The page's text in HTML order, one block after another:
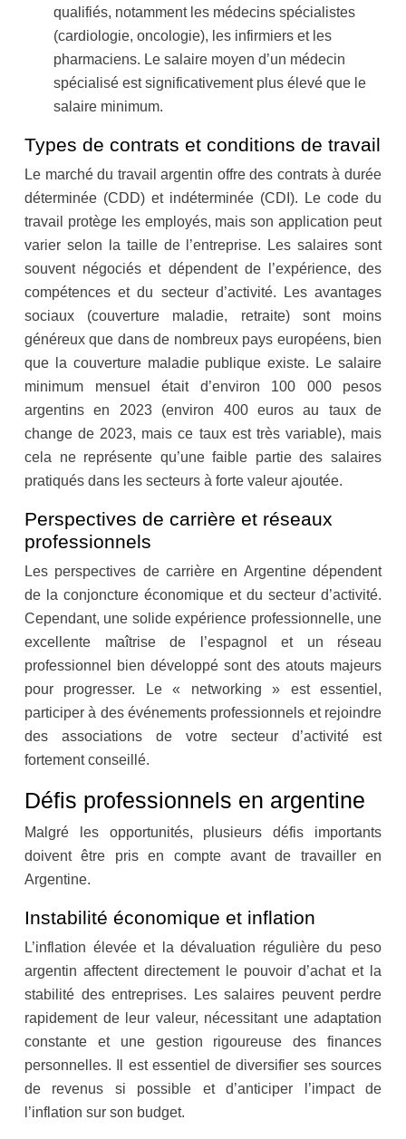
qualifiés, notamment les médecins spécialistes
(cardiologie, oncologie), les infirmiers et les
pharmaciens. Le salaire moyen d’un médecin
spécialisé est significativement plus élevé que le
salaire minimum.
Types de contrats et conditions de travail
Le marché du travail argentin offre des contrats à durée
déterminée (CDD) et indéterminée (CDI). Le code du
travail protège les employés, mais son application peut
varier selon la taille de l’entreprise. Les salaires sont
souvent négociés et dépendent de l’expérience, des
compétences et du secteur d’activité. Les avantages
sociaux (couverture maladie, retraite) sont moins
généreux que dans de nombreux pays européens, bien
que la couverture maladie publique existe. Le salaire
minimum mensuel était d’environ 100 000 pesos
argentins en 2023 (environ 400 euros au taux de
change de 2023, mais ce taux est très variable), mais
cela ne représente qu’une faible partie des salaires
pratiqués dans les secteurs à forte valeur ajoutée.
Perspectives de carrière et réseaux
professionnels
Les perspectives de carrière en Argentine dépendent
de la conjoncture économique et du secteur d’activité.
Cependant, une solide expérience professionnelle, une
excellente maîtrise de l’espagnol et un réseau
professionnel bien développé sont des atouts majeurs
pour progresser. Le « networking » est essentiel,
participer à des événements professionnels et rejoindre
des associations de votre secteur d’activité est
fortement conseillé.
Défis professionnels en argentine
Malgré les opportunités, plusieurs défis importants
doivent être pris en compte avant de travailler en
Argentine.
Instabilité économique et inflation
L’inflation élevée et la dévaluation régulière du peso
argentin affectent directement le pouvoir d’achat et la
stabilité des entreprises. Les salaires peuvent perdre
rapidement de leur valeur, nécessitant une adaptation
constante et une gestion rigoureuse des finances
personnelles. Il est essentiel de diversifier ses sources
de revenus si possible et d’anticiper l’impact de
l’inflation sur son budget.